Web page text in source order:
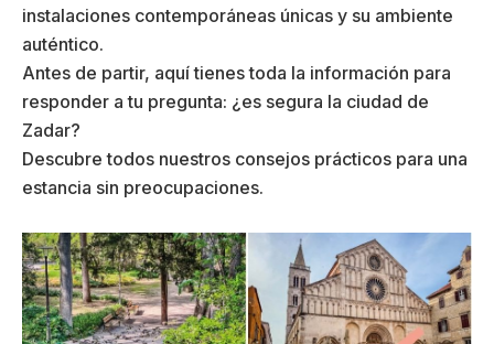
instalaciones contemporáneas únicas y su ambiente
auténtico.
Antes de partir, aquí tienes toda la información para
responder a tu pregunta: ¿es segura la ciudad de
Zadar?
Descubre todos nuestros consejos prácticos para una
estancia sin preocupaciones.